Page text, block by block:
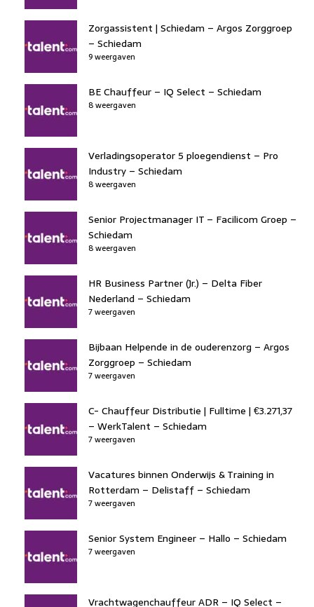
Zorgassistent | Schiedam – Argos Zorggroep
– Schiedam
9 weergaven
BE Chauffeur – IQ Select – Schiedam
8 weergaven
Verladingsoperator 5 ploegendienst – Pro
Industry – Schiedam
8 weergaven
Senior Projectmanager IT – Facilicom Groep –
Schiedam
8 weergaven
HR Business Partner (Jr.) – Delta Fiber
Nederland – Schiedam
7 weergaven
Bijbaan Helpende in de ouderenzorg – Argos
Zorggroep – Schiedam
7 weergaven
C- Chauffeur Distributie | Fulltime | €3.271,37
– WerkTalent – Schiedam
7 weergaven
Vacatures binnen Onderwijs & Training in
Rotterdam – Delistaff – Schiedam
7 weergaven
Senior System Engineer – Hallo – Schiedam
7 weergaven
Vrachtwagenchauffeur ADR – IQ Select –